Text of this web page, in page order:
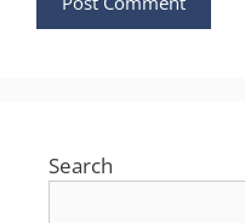
Search